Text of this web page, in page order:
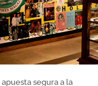
segura a la